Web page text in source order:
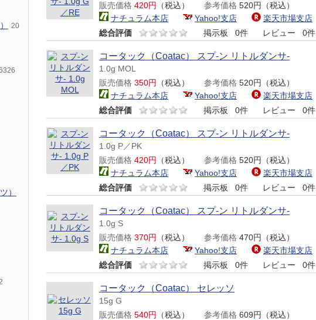
販売価格 420円 （税込） 参考価格 520円（税込）
ナチュラム本店
Yahoo!支店
楽天市場支店
総合評価
掲示板 0件 レビュー 0件
コータック（Coatac） スプ-ン リトルダンサ-
1.0g MOL
販売価格 350円 （税込） 参考価格 520円（税込）
ナチュラム本店
Yahoo!支店
楽天市場支店
総合評価
掲示板 0件 レビュー 0件
コータック（Coatac） スプ-ン リトルダンサ-
1.0g P／PK
販売価格 420円 （税込） 参考価格 520円（税込）
ナチュラム本店
Yahoo!支店
楽天市場支店
総合評価
掲示板 0件 レビュー 0件
コータック（Coatac） スプ-ン リトルダンサ-
1.0g S
販売価格 370円 （税込） 参考価格 470円（税込）
ナチュラム本店
Yahoo!支店
楽天市場支店
総合評価
掲示板 0件 レビュー 0件
コータック（Coatac） セレッソ
15g G
販売価格 540円 （税込） 参考価格 609円（税込）
20
）